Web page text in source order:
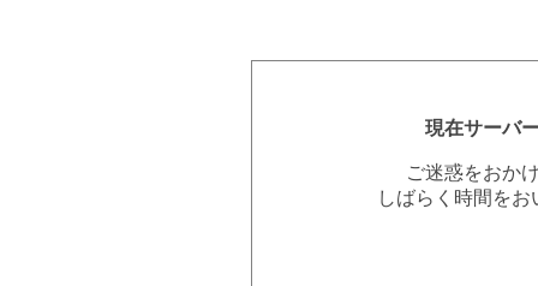
現在サーバ
ご迷惑をおか
しばらく時間を